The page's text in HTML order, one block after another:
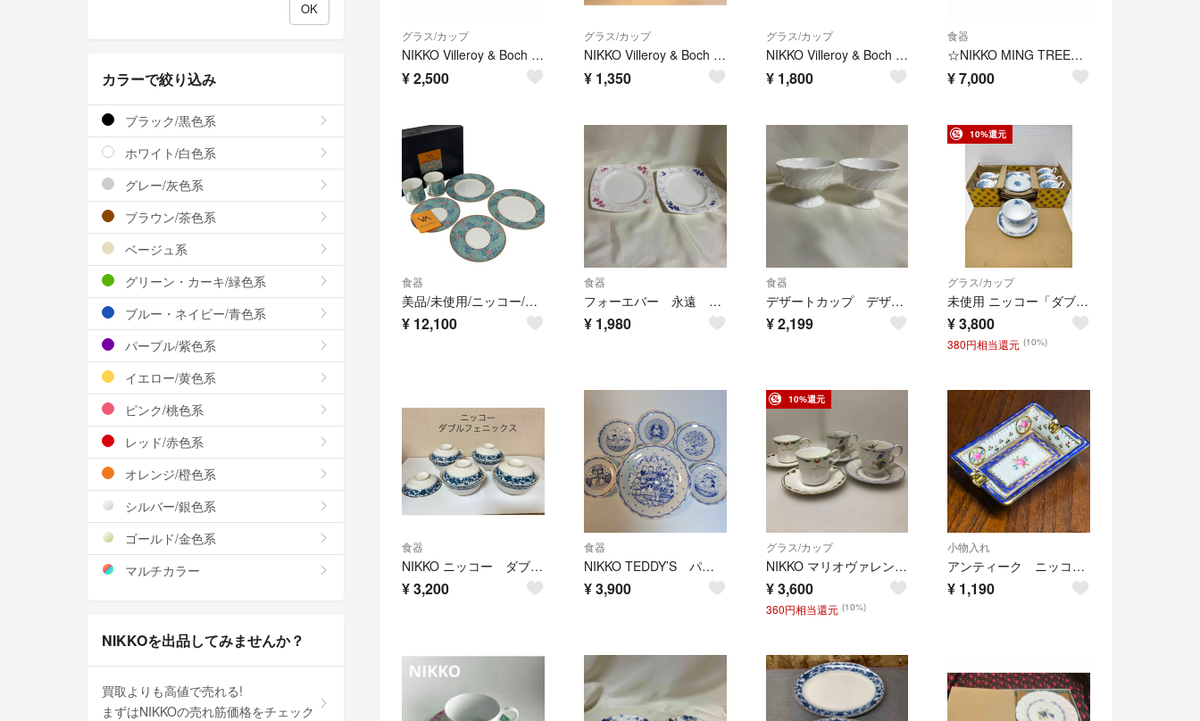
グラス/カップ
NIKKO Villeroy & Boch カップ＆ソーサーセット
¥2,500
グラス/カップ
NIKKO Villeroy & Boch カップ＆ソーサーセット
¥ 1,350
グラス/カップ
NIKKO Villeroy & Boch カップ＆ソーサー 2客セット
¥ 1,800
食器
☆NIKKO MING TREEグラタン皿 4枚セット☆
¥7,000
食器
美品/未使用/ニッコー/ウィリアムモリス/カップ＆ソーサー/ペア/コーヒーブレイクセット/3105101/箱付き/RS2385
¥ 12,100
食器
フォーエバー 永遠 ケーキ皿 ニッコー 2枚 セット 未使用品 ペア 薔薇 中皿
¥ 1,980
食器
デザートカップ デザートグラス ニッコー 2個 セット 未使用品 ペア
¥2,199
10%還元
グラス/カップ
未使用 ニッコー「ダブルフェニックス」カップ＆ソーサー6客セット 250828
¥3,800
380円相当還元 (10%)
食器
NIKKO ニッコー ダブルフェニックス 蓋つき茶碗 4客 葡萄
¥3,200
食器
NIKKO TEDDY’S パーティーセット 大皿1枚 小皿5枚
¥3,900
10%還元
グラス/カップ
NIKKO マリオヴァレンチノカップ＆ソーサーセット 花柄 260623-2A
¥3,600
360円相当還元 (10%)
小物入れ
アンティーク ニッコー ミニ アシュトレイ 灰皿 薔薇柄 金彩 未使用
¥ 1,190
カラーで絞り込み
ブラック/黒色系
ホワイト/白色系
グレー/灰色系
ブラウン/茶色系
ベージュ系
グリーン・カーキ/緑色系
ブルー・ネイビー/青色系
パープル/紫色系
イエロー/黄色系
ピンク/桃色系
レッド/赤色系
オレンジ/橙色系
シルバー/銀色系
ゴールド/金色系
マルチカラー
NIKKOを出品してみませんか？
買取よりも高値で売れる!
まずはNIKKOの売れ筋価格をチェック